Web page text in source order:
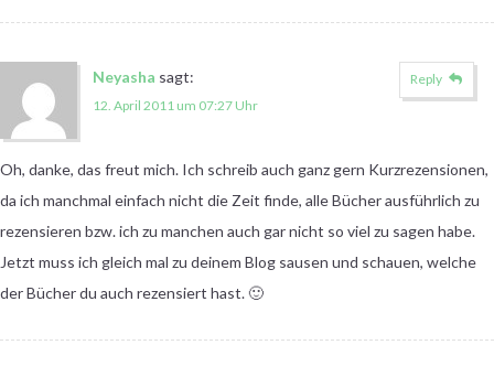
Neyasha sagt:
12. April 2011 um 07:27 Uhr
Oh, danke, das freut mich. Ich schreib auch ganz gern Kurzrezensionen,
da ich manchmal einfach nicht die Zeit finde, alle Bücher ausführlich zu
rezensieren bzw. ich zu manchen auch gar nicht so viel zu sagen habe.
Jetzt muss ich gleich mal zu deinem Blog sausen und schauen, welche
der Bücher du auch rezensiert hast. 🙂
Reply